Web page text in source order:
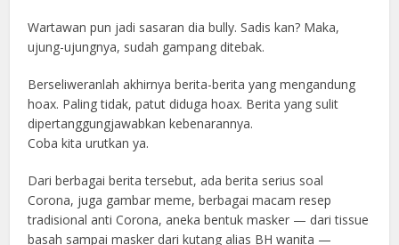
Wartawan pun jadi sasaran dia bully. Sadis kan? Maka,
ujung-ujungnya, sudah gampang ditebak.
Berseliweranlah akhirnya berita-berita yang mengandung
hoax. Paling tidak, patut diduga hoax. Berita yang sulit
dipertanggungjawabkan kebenarannya.
Coba kita urutkan ya.
Dari berbagai berita tersebut, ada berita serius soal
Corona, juga gambar meme, berbagai macam resep
tradisional anti Corona, aneka bentuk masker — dari tissue
basah sampai masker dari kutang alias BH wanita —